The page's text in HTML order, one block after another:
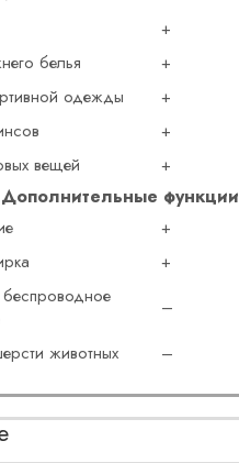
+
белья
+
одежды
+
+
вещей
+
Дополнительные функции
+
+
–
животных
–